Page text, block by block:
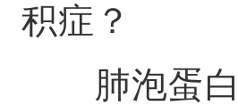
积症？
肺泡蛋白